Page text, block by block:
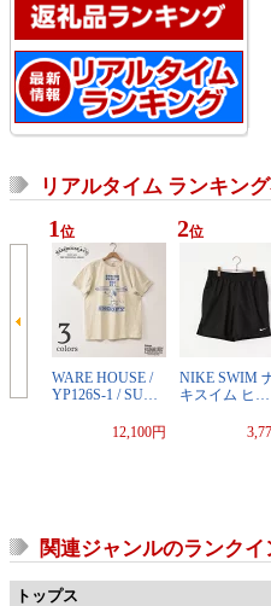
リアルタイム ランキング
1 位
WARE HOUSE /
YP126S-1 / SU…
12,100円
2位
NIKE SWIM
キスイム ヒ…
関連ジャンルのランクイ
トップス